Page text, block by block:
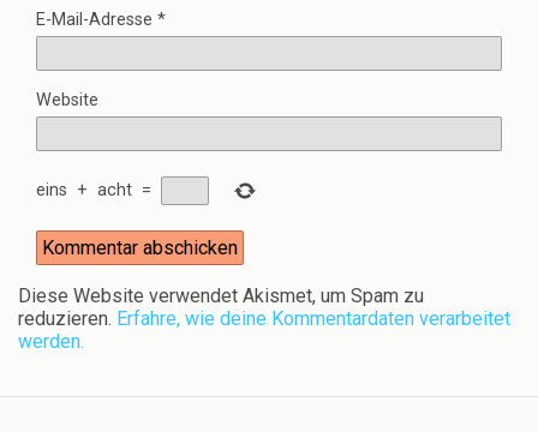
E-Mail-Adresse *
Website
eins + acht =
Diese Website verwendet Akismet, um Spam zu
reduzieren. Erfahre, wie deine Kommentardaten verarbeitet
werden.